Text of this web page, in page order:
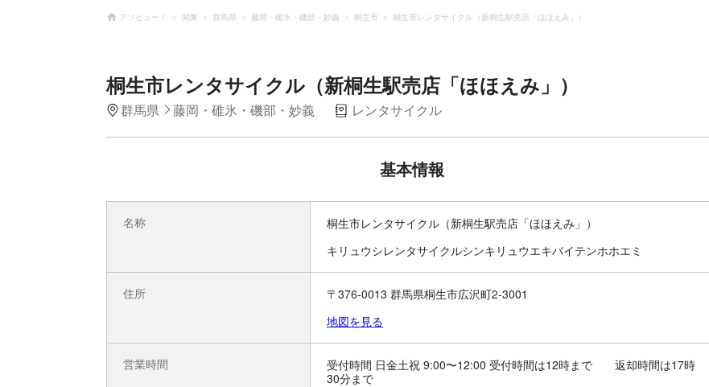
アソビュー！ 関東 群馬県 藤岡・碓氷・磯部・妙義 桐生市 桐生市レンタサイクル（新桐生駅売店「ほほえみ」）
桐生市レンタサイクル（新桐生駅売店「ほほえみ」）
群馬県 藤岡・碓氷・磯部・妙義 レンタサイクル
基本情報
名称
桐生市レンタサイクル（新桐生駅売店「ほほえみ」）
キリュウシレンタサイクルシンキリュウエキバイテンホホエミ
住所
〒376-0013 群馬県桐生市広沢町2-3001
地図を見る
営業時間
受付時間 日金土祝 9:00〜12:00 受付時間は12時まで 返却時間は17時
30分まで